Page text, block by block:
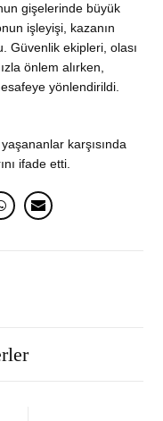
gişelerinde büyük
işleyişi, kazanın
Güvenlik ekipleri, olası
önlem alırken,
yönlendirildi.
karşısında
ifade etti.